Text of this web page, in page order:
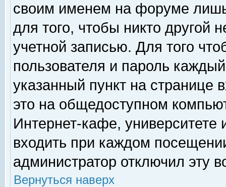
своим именем на форуме
для того, чтобы никто другой
учетной записью. Для того
пользователя и пароль
указанный пункт на
это на общедоступном
Интернет-кафе, университете
входить при каждом
администратор отключил эту
Вернуться наверх